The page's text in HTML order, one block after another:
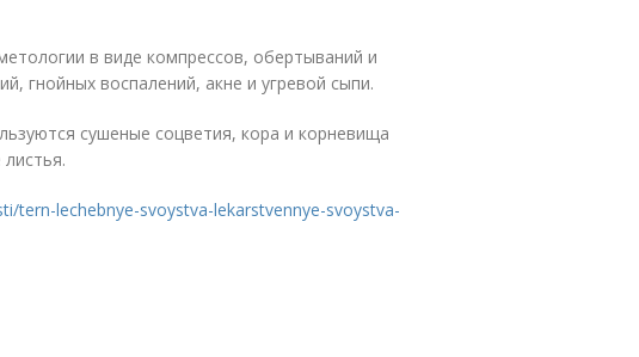
в виде компрессов, обертываний и
гнойных воспалений, акне и угревой сыпи.
сушеные соцветия, кора и корневища
tern-lechebnye-svoystva-lekarstvennye-svoystva-